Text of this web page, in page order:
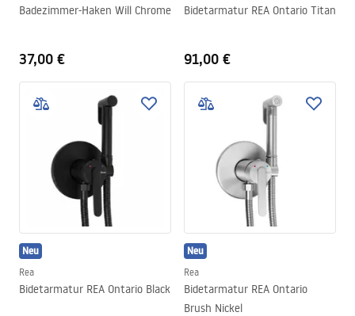
Badezimmer-Haken Will Chrome
37,00 €
Bidetarmatur REA Ontario Titan
91,00 €
Neu
Rea
Bidetarmatur REA Ontario Black
Neu
Rea
Bidetarmatur REA Ontario
Brush Nickel